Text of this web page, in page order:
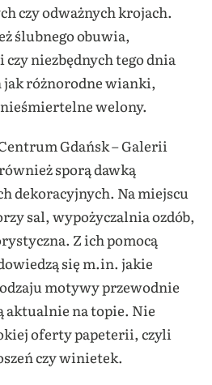
czy odważnych krojach.
ślubnego obuwia,
niezbędnych tego dnia
jak różnorodne wianki,
welony.
Gdańsk – Galerii
sporą dawką
dekoracyjnych. Na miejscu
sal, wypożyczalnia ozdób,
Z ich pomocą
się m.in. jakie
motywy przewodnie
aktualnie na topie. Nie
oferty papeterii, czyli
czy winietek.